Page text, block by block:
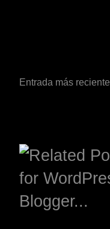
Entrada más reciente